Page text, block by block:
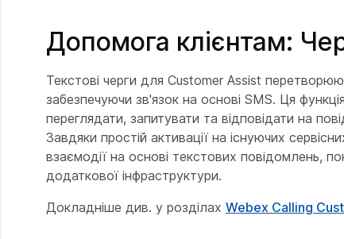
Допомога клієнтам:
Текстові черги для Customer Assist
забезпечуючи зв'язок на основі SMS. Ця
переглядати, запитувати та відповідати на
Завдяки простій активації на існуючих
взаємодії на основі текстових повідомлень,
додаткової інфраструктури.
Докладніше див. у розділах Webex Calling